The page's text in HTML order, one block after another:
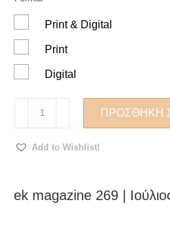
Digital
Print
Print & Digital
Αύγουστος
ΠΡΟΣΘΉΚΗ
Add to Wishlist!
ek magazine 269 |